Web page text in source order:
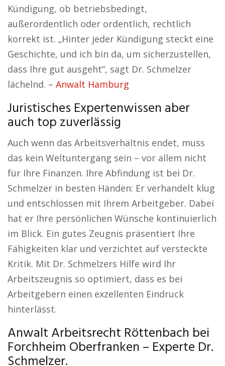
Kündigung, ob betriebsbedingt,
außerordentlich oder ordentlich, rechtlich
korrekt ist. „Hinter jeder Kündigung steckt eine
Geschichte, und ich bin da, um sicherzustellen,
dass Ihre gut ausgeht“, sagt Dr. Schmelzer
lächelnd. – Anwalt Hamburg
Juristisches Expertenwissen aber
auch top zuverlässig
Auch wenn das Arbeitsverhältnis endet, muss
das kein Weltuntergang sein – vor allem nicht
für Ihre Finanzen. Ihre Abfindung ist bei Dr.
Schmelzer in besten Händen: Er verhandelt klug
und entschlossen mit Ihrem Arbeitgeber. Dabei
hat er Ihre persönlichen Wünsche kontinuierlich
im Blick. Ein gutes Zeugnis präsentiert Ihre
Fähigkeiten klar und verzichtet auf versteckte
Kritik. Mit Dr. Schmelzers Hilfe wird Ihr
Arbeitszeugnis so optimiert, dass es bei
Arbeitgebern einen exzellenten Eindruck
hinterlässt.
Anwalt Arbeitsrecht Röttenbach bei
Forchheim Oberfranken – Experte Dr.
Schmelzer.